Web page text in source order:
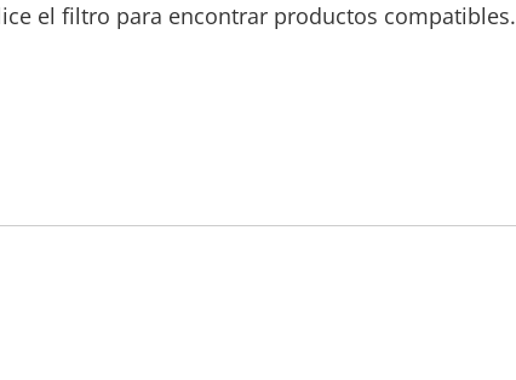
el filtro para encontrar productos compatibles.